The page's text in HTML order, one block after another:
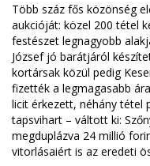
Több száz fős közönség
aukcióját: közel 200 tétel
festészet legnagyobb
József jó barátjáról
kortársak közül pedig
fizették a legmagasabb
licit érkezett, néhány tétel
tapsvihart – váltott ki:
megduplázva 24 millió
vitorlásaiért is az eredeti